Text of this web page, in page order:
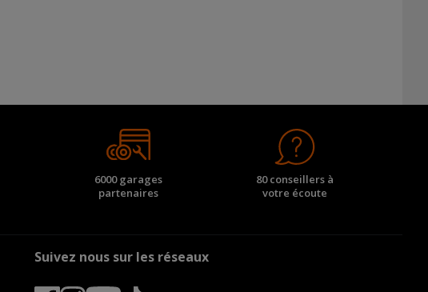
6000 garages
partenaires
80 conseillers à
votre écoute
Suivez nous sur les réseaux